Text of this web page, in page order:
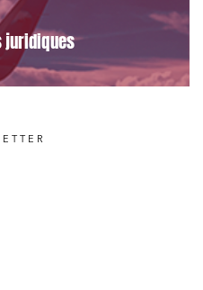
juridiques